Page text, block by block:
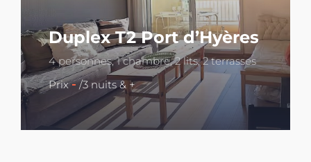
Duplex T2 Port d’Hyères
4 personnes, 1 chambre, 2 lits, 2 terrasses
Prix- /3 nuits & +